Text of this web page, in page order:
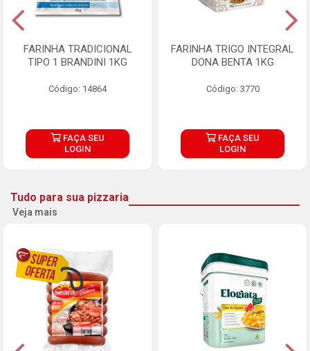
FARINHA TRADICIONAL
TIPO 1 BRANDINI 1KG
Código: 14864
FAÇA SEU
LOGIN
FARINHA TRIGO INTEGRAL
DONA BENTA 1KG
Código: 3770
FAÇA SEU
LOGIN
Tudo para sua pizzaria
Veja mais